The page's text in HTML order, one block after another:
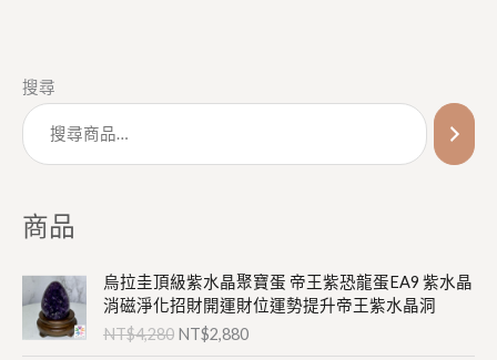
搜尋
商品
烏拉圭頂級紫水晶聚寶蛋 帝王紫恐龍蛋EA9 紫水晶
消磁淨化招財開運財位運勢提升帝王紫水晶洞
NT$4,280
原
始
價
格
NT$2,880
目
前
價
格